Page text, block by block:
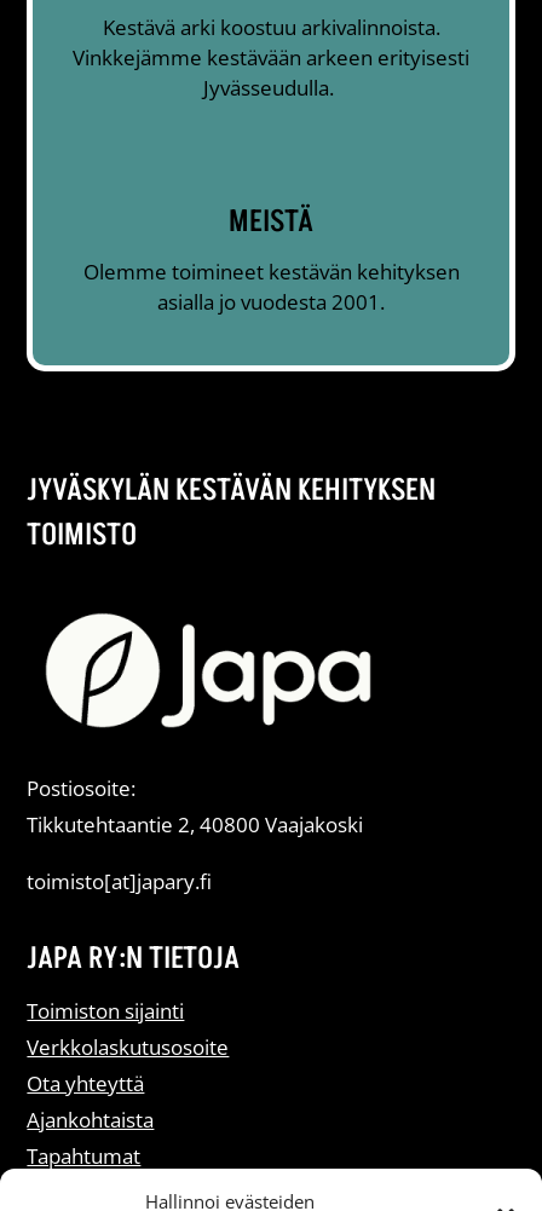
Hallinnoi evästeiden
Kestävä arki koostuu arkivalinnoista.
Vinkkejämme kestävään arkeen erityisesti
Jyvässeudulla.
MEISTÄ
Olemme toimineet kestävän kehityksen
asialla jo vuodesta 2001.
JYVÄSKYLÄN KESTÄVÄN KEHITYKSEN
TOIMISTO
Postiosoite:
Tikkutehtaantie 2, 40800 Vaajakoski
toimisto[at]japary.fi
JAPA RY:N TIETOJA
Toimiston sijainti
Verkkolaskutusosoite
Ota yhteyttä
Ajankohtaista
Tapahtumat
Liity jäseneksi